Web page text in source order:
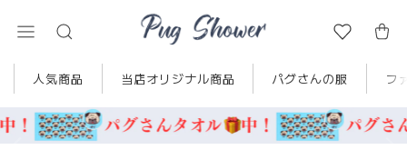
人気商品 当店オリジナル商品 パグさんの服 フ